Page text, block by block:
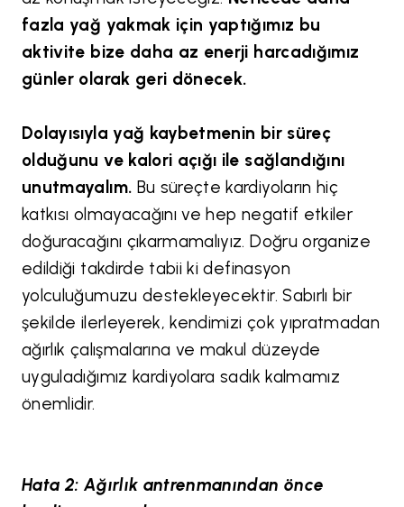
fazla yağ yakmak için yaptığımız bu
aktivite bize daha az enerji harcadığımız
günler olarak geri dönecek.
Dolayısıyla yağ kaybetmenin bir süreç
olduğunu ve kalori açığı ile sağlandığını
unutmayalım. Bu süreçte kardiyoların hiç
katkısı olmayacağını ve hep negatif etkiler
doğuracağını çıkarmamalıyız. Doğru organize
edildiği takdirde tabii ki definasyon
yolculuğumuzu destekleyecektir. Sabırlı bir
şekilde ilerleyerek, kendimizi çok yıpratmadan
ağırlık çalışmalarına ve makul düzeyde
uyguladığımız kardiyolara sadık kalmamız
önemlidir.
Hata 2: Ağırlık antrenmanından önce